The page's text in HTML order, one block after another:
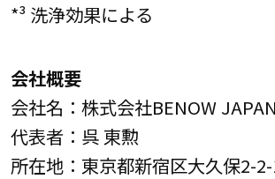
*³ 洗浄効果による
会社概要
会社名：株式会社BENOW JAPAN
代表者：呉 東勲
所在地：東京都新宿区大久保2-